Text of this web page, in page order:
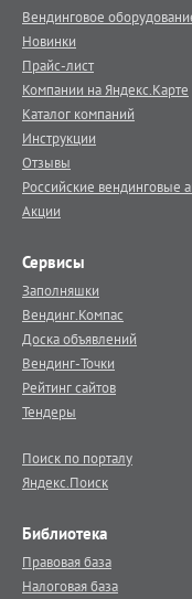
Вендинговое
Новинки
Прайс-лист
Компании на Яндекс.Карте
Каталог компаний
Инструкции
Отзывы
Российские вендинговые
Акции
Сервисы
Заполняшки
Вендинг.Компас
Доска объявлений
Вендинг-Точки
Рейтинг сайтов
Тендеры
Поиск по порталу
Яндекс.Поиск
Библиотека
Правовая база
Налоговая база